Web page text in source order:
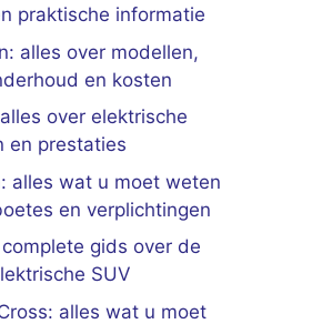
praktische informatie
alles over modellen,
en kosten
over elektrische
en prestaties
alles wat u moet weten
en verplichtingen
gids over de
SUV
alles wat u moet